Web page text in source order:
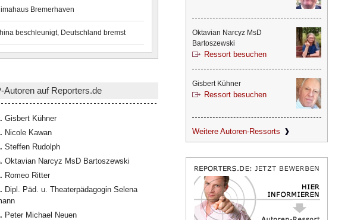
Bremerhaven
beschleunigt, Deutschland bremst
Autoren auf Reporters.de
Gisbert Kühner
Nicole Kawan
Steffen Rudolph
Oktavian Narcyz MsD Bartoszewski
Romeo Ritter
Dipl. Päd. u. Theaterpädagogin Selena
Peter Michael Neuen
Oktavian Narcyz MsD
Bartoszewski
Ressort besuchen
Gisbert Kühner
Ressort besuchen
Weitere Autoren-Ressorts